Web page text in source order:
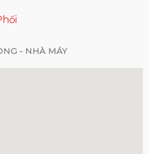
- NHÀ MÁY